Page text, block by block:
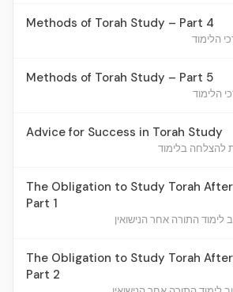
Methods of Torah Study – Part 4
Methods of Torah Study – Part 5
Advice for Success in Torah Study
The Obligation to Study Torah
Part 1
The Obligation to Study Torah
Part 2